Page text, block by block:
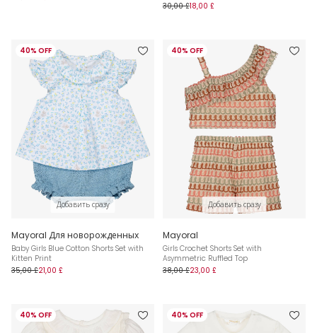
30,00 £18,00 £
40% OFF
Добавить сразу
Mayoral Для новорожденных
Baby Girls Blue Cotton Shorts Set with
Kitten Print
35,00 £21,00 £
40% OFF
Добавить сразу
Mayoral
Girls Crochet Shorts Set with
Asymmetric Ruffled Top
38,00 £23,00 £
40% OFF 40% OFF